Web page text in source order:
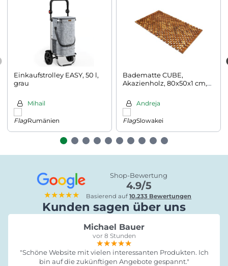
Einkaufstrolley EASY, 50 l,
grau
Mihail
Rumänien
Badematte CUBE,
Akazienholz, 80x50x1 cm,
Andreja
Slowakei
★★★★★
Shop-Bewertung
4.9/5
Basierend auf10.233 Bewertungen
Kunden sagen über uns
Michael Bauer
vor 8 Stunden
★★★★★
★★★★★
★★★★★
"Schöne Website mit vielen interessanten Produkten. Ich
bin auf die zukünftigen Angebote gespannt."